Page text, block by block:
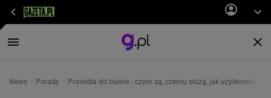
News Porady Prawidła do butów - czym są, czemu służą, jak użytkować i